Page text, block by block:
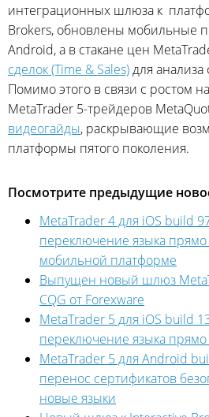
интеграционных шлюза к
Brokers, обновлены мобильные
Android, а в стакане цен
сделок (Time & Sales)для
Помимо этого в связи с ростом
MetaTrader 5-трейдеров
видеогайды, раскрывающие
платформы пятого поколения.
Посмотрите предыдущие
MetaTrader 4 для iOS build
переключение языка
мобильной платформе
Выпущен новый шлюз
CQG от Forexware
MetaTrader 5 для iOS build
переключение языка
MetaTrader 5 для Android
перенос сертификатов
новые языки